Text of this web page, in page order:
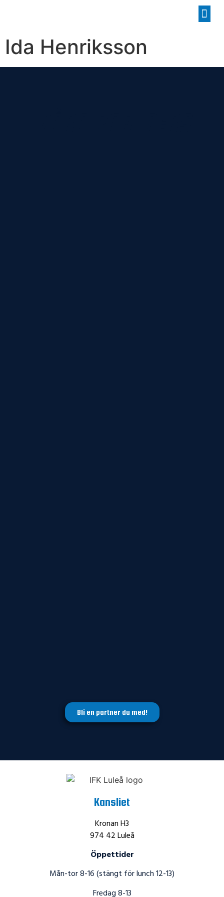
Ida Henriksson
Bli en partner du med!
Kansliet
Kronan H3
974 42 Luleå
Öppettider
Mån-tor 8-16 (stängt för lunch 12-13)
Fredag 8-13